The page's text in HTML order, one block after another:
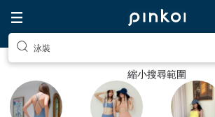
泳裝
縮小搜尋範圍